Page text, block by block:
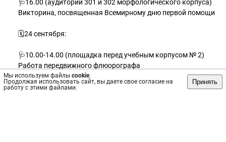
Мы используем файлы cookie.
Продолжая использовать сайт, вы даете свое согласие на
работу с этими файлами.
Принять
🩺16.00 (аудитории 301 и 302 морфологического корпуса)
Викторина, посвященная Всемирному дню первой помощи
🗓24 сентября:
🩺10.00-14.00 (площадка перед учебным корпусом № 2)
Работа передвижного флюорографа
🩺11.30-12.00 (510 кабинет учебного корпуса № 2)